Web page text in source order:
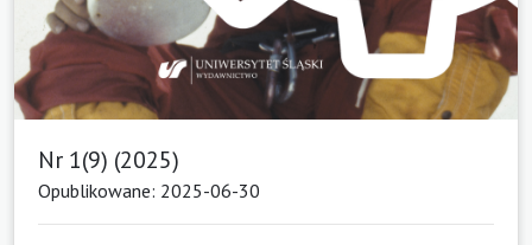
Nr 1(9) (2025)
Opublikowane: 2025-06-30